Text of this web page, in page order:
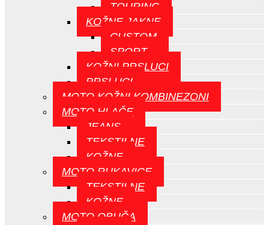
TOURING
KOŽNE JAKNE
CUSTOM
SPORT
KOŽNI PRSLUCI
PRSLUCI
MOTO KOŽNI KOMBINEZONI
MOTO HLAČE
JEANS
TEKSTILNE
KOŽNE
MOTO RUKAVICE
TEKSTILNE
KOŽNE
MOTO OBUČA